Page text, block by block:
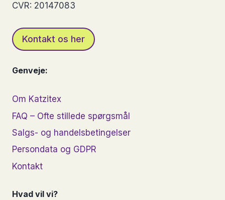
CVR: 20147083
Kontakt os her
Genveje:
Om Katzitex
FAQ – Ofte stillede spørgsmål
Salgs- og handelsbetingelser
Persondata og GDPR
Kontakt
Hvad vil vi?